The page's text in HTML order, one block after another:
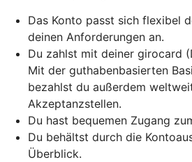
Das Konto passt sich flexibel
deinen Anforderungen an.
Du zahlst mit deiner girocard
Mit der guthabenbasierten
bezahlst du außerdem
Akzeptanzstellen.
Du hast bequemen Zugang
Du behältst durch die
Überblick.